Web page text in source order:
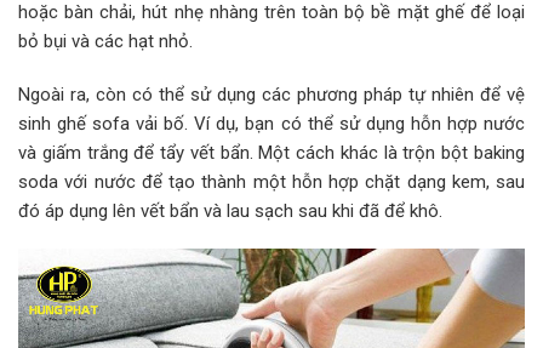
hoặc bàn chải, hút nhẹ nhàng trên toàn bộ bề mặt ghế để loại
bỏ bụi và các hạt nhỏ.
Ngoài ra, còn có thể sử dụng các phương pháp tự nhiên để vệ
sinh ghế sofa vải bố. Ví dụ, bạn có thể sử dụng hỗn hợp nước
và giấm trắng để tẩy vết bẩn. Một cách khác là trộn bột baking
soda với nước để tạo thành một hỗn hợp chặt dạng kem, sau
đó áp dụng lên vết bẩn và lau sạch sau khi đã để khô.